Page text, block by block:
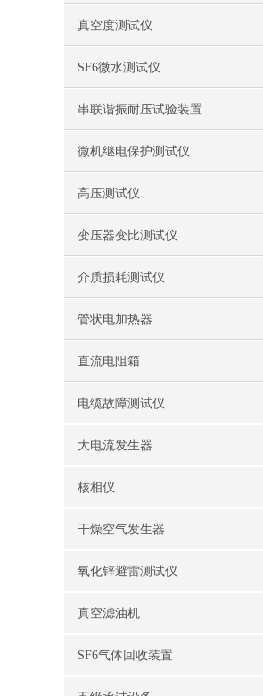
真空度测试仪
SF6微水测试仪
串联谐振耐压试验装置
微机继电保护测试仪
高压测试仪
变压器变比测试仪
介质损耗测试仪
管状电加热器
直流电阻箱
电缆故障测试仪
大电流发生器
核相仪
干燥空气发生器
氧化锌避雷测试仪
真空滤油机
SF6气体回收装置